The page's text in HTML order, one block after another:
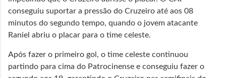
conseguiu suportar a pressão do Cruzeiro até aos 08
minutos do segundo tempo, quando o jovem atacante
Raniel abriu o placar para o time celeste.
Após fazer o primeiro gol, o time celeste continuou
partindo para cima do Patrocinense e conseguiu fazer o